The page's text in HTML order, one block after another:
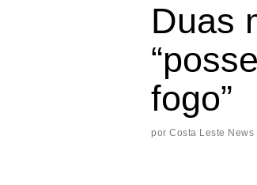
Duas
fogo”
por Costa Leste News